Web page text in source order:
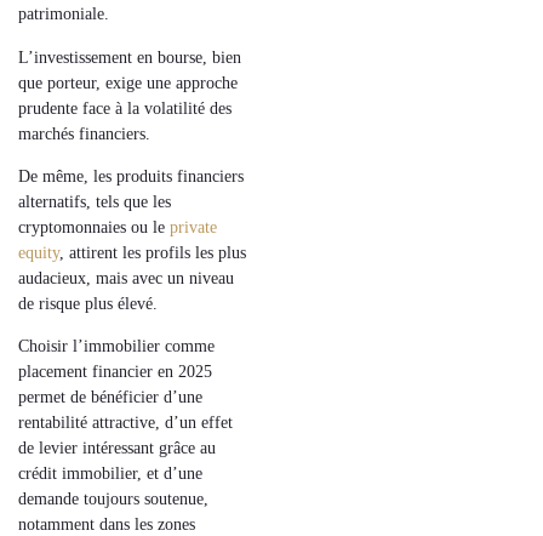
patrimoniale.
L’investissement en bourse , bien
que porteur, exige une approche
prudente face à la volatilité des
marchés financiers.
De même, les produits financiers
alternatifs , tels que les
cryptomonnaies ou le private
equity, attirent les profils les plus
audacieux, mais avec un niveau
de risque plus élevé
Choisir l’immobilier comme
placement financier en 2025
permet de bénéficier d’une
rentabilité attractive, d’un effet
de levier intéressant grâce au
crédit immobilier, et d’une
demande toujours soutenue,
notamment dans les zones